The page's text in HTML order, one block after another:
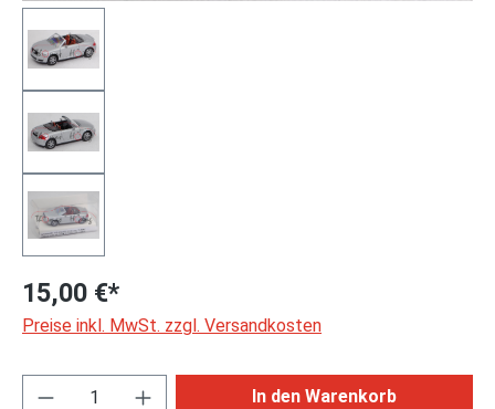
15,00 €*
Preise inkl. MwSt. zzgl. Versandkosten
Produkt Anzahl: Gib den gewünschten
In den Warenkorb